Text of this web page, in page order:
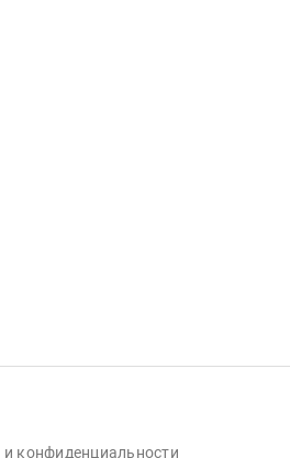
и конфиденциальности